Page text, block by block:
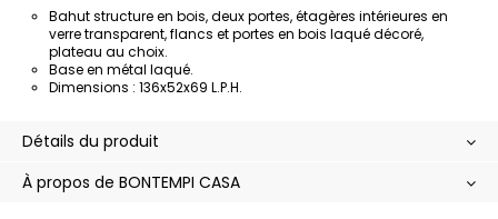
Bahut structure en bois, deux portes, étagères intérieures en
verre transparent, flancs et portes en bois laqué décoré,
plateau au choix.
Base en métal laqué.
Dimensions : 136x52x69 L.P.H.
Détails du produit
À propos de BONTEMPI CASA